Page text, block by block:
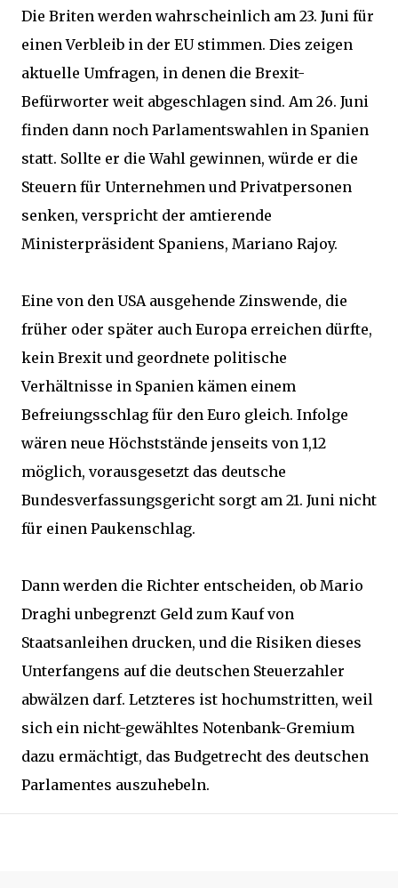
Die Briten werden wahrscheinlich am 23. Juni für
einen Verbleib in der EU stimmen. Dies zeigen
aktuelle Umfragen, in denen die Brexit-
Befürworter weit abgeschlagen sind. Am 26. Juni
finden dann noch Parlamentswahlen in Spanien
statt. Sollte er die Wahl gewinnen, würde er die
Steuern für Unternehmen und Privatpersonen
senken, verspricht der amtierende
Ministerpräsident Spaniens, Mariano Rajoy.
Eine von den USA ausgehende Zinswende, die
früher oder später auch Europa erreichen dürfte,
kein Brexit und geordnete politische
Verhältnisse in Spanien kämen einem
Befreiungsschlag für den Euro gleich. Infolge
wären neue Höchststände jenseits von 1,12
möglich, vorausgesetzt das deutsche
Bundesverfassungsgericht sorgt am 21. Juni nicht
für einen Paukenschlag.
Dann werden die Richter entscheiden, ob Mario
Draghi unbegrenzt Geld zum Kauf von
Staatsanleihen drucken, und die Risiken dieses
Unterfangens auf die deutschen Steuerzahler
abwälzen darf. Letzteres ist hochumstritten, weil
sich ein nicht-gewähltes Notenbank-Gremium
dazu ermächtigt, das Budgetrecht des deutschen
Parlamentes auszuhebeln.